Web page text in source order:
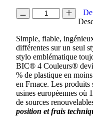
quantité
de
4
COULEURS
BIC®
AVEC
LANYARD
Simple, fiable,
différentes sur un seul
stylo emblématique
BIC® 4 Couleurs®
% de plastique en
en Frnace. Les produits
usines européennes où
de sources
position et frais